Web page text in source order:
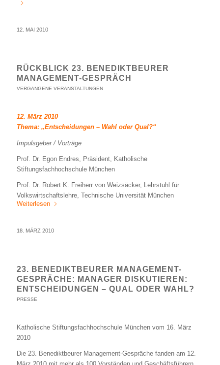
12. MAI 2010
RÜCKBLICK 23. BENEDIKTBEURER
MANAGEMENT-GESPRÄCH
VERGANGENE VERANSTALTUNGEN
12. März 2010
Thema: „Entscheidungen – Wahl oder Qual?“
Impulsgeber / Vorträge
Prof. Dr. Egon Endres, Präsident, Katholische
Stiftungsfachhochschule München
Prof. Dr. Robert K. Freiherr von Weizsäcker, Lehrstuhl für
Volkswirtschaftslehre, Technische Universität München
Weiterlesen
18. MÄRZ 2010
23. BENEDIKTBEURER MANAGEMENT-
GESPRÄCHE: MANAGER DISKUTIEREN:
ENTSCHEIDUNGEN – QUAL ODER WAHL?
PRESSE
Katholische Stiftungsfachhochschule München vom 16. März
2010
Die 23. Benediktbeurer Management-Gespräche fanden am 12.